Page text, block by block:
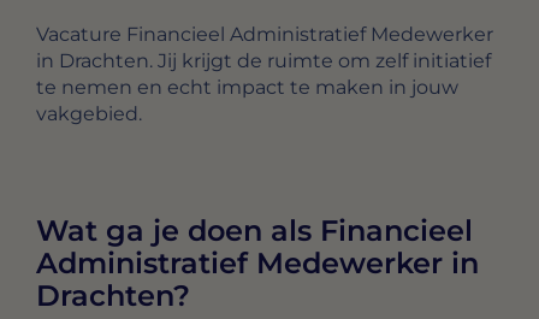
Vacature Financieel Administratief Medewerker
in Drachten. Jij krijgt de ruimte om zelf initiatief
te nemen en echt impact te maken in jouw
vakgebied.
Wat ga je doen als Financieel
Administratief Medewerker in
Drachten?